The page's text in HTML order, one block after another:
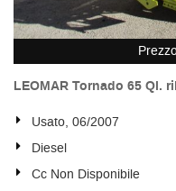
LEOMAR Tornado 65 Ql.
Usato, 06/2007
Diesel
Cc Non Disponibile